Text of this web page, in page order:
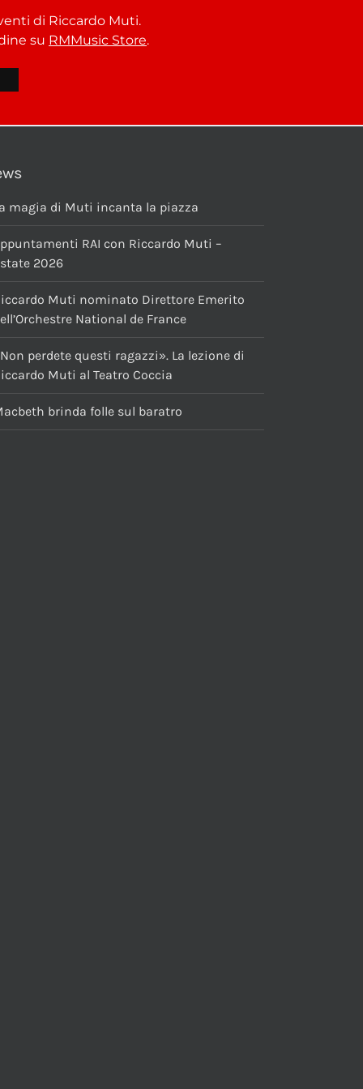
di Riccardo Muti.
su RMMusic Store.
magia di Muti incanta la piazza
RAI con Riccardo Muti –
2026
Muti nominato Direttore Emerito
National de France
perdete questi ragazzi». La lezione di
Muti al Teatro Coccia
brinda folle sul baratro